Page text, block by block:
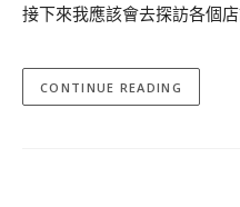
接下來我應該會去探訪各個
CONTINUE READING